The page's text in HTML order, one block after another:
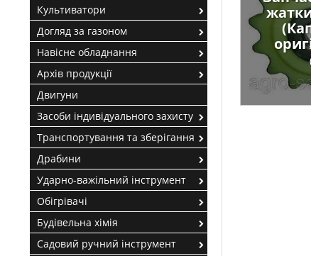
Культиватори
Догляд за газоном
Навісне обладнання
Архів продукції
Двигуни
Засоби індивідуального захисту
Транспортування та зберігання
Драбини
Ударно-важільний інструмент
Обігрівачі
Будівельна хімія
Садовий ручний інструмент